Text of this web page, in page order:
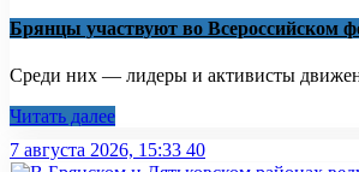
Брянцы участвуют во Всероссийском
Среди них — лидеры и активисты
Читать далее
7 августа 2026, 15:33 40